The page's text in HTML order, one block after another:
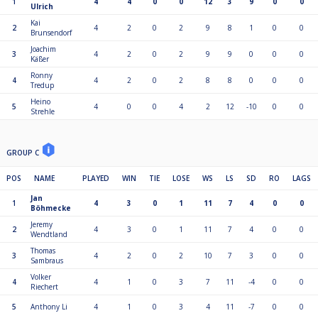
Ulrich
2
Kai
Brunsendorf
4 2 0 2 9 8 1 0 0
3
Joachim
Käßer
4 2 0 2 9 9 0 0 0
4
Ronny
Tredup
4 2 0 2 8 8 0 0 0
5
Heino
Strehle
4 0 0 4 2 12 -10 0 0
GROUP C
POS NAME PLAYED WIN TIE LOSE WS LS SD RO LAGS
1
Jan
Böhmecke
4 3 0 1 11 7 4 0 0
2
Jeremy
Wendtland
4 3 0 1 11 7 4 0 0
3
Thomas
Sambraus
4 2 0 2 10 7 3 0 0
4
Volker
Riechert
4 1 0 3 7 11 -4 0 0
5 Anthony Li 4 1 0 3 4 11 -7 0 0